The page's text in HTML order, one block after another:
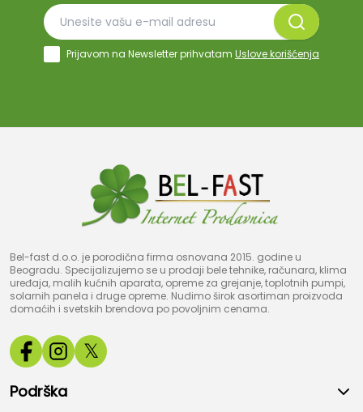
Prijavom na Newsletter prihvatam Uslove korišćenja
Bel-fast d.o.o. je porodična firma osnovana 2015. godine u
Beogradu. Specijalizujemo se u prodaji bele tehnike, računara, klima
uređaja, malih kućnih aparata, opreme za grejanje, toplotnih pumpi,
solarnih panela i druge opreme. Nudimo širok asortiman proizvoda
domaćih i svetskih brendova po povoljnim cenama.
𝕏
Podrška